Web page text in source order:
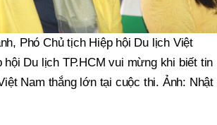
Phó Chủ tịch Hiệp hội Du lịch Việt
hội Du lịch TP.HCM vui mừng khi biết tin
Nam thắng lớn tại cuộc thi. Ảnh: Nhật